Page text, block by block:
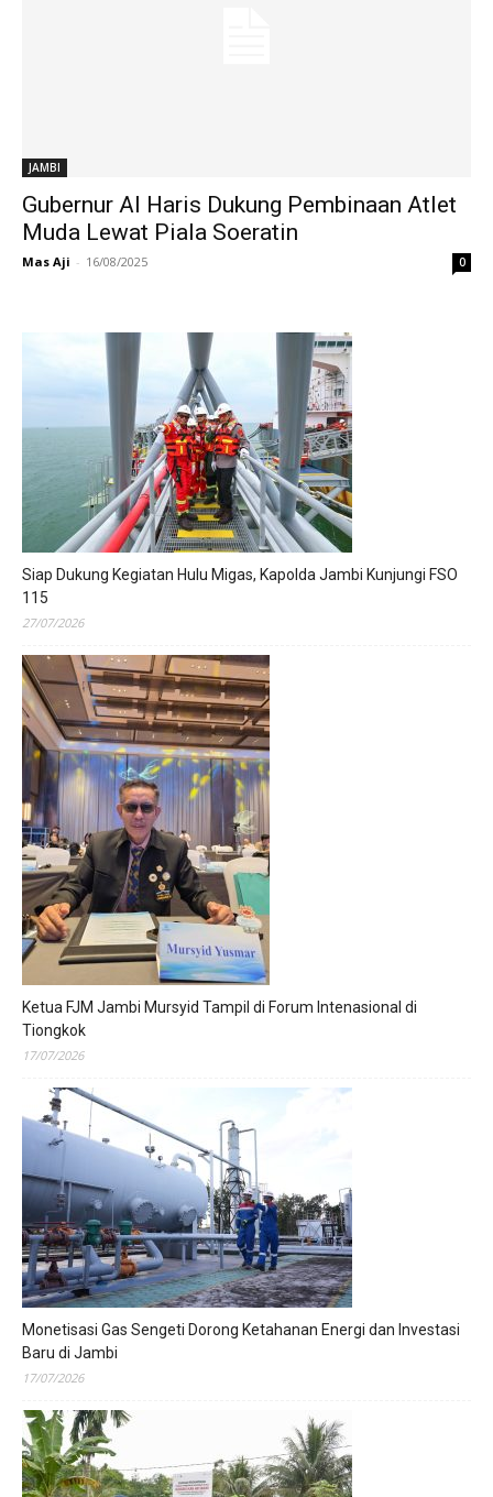
JAMBI
Gubernur Al Haris Dukung Pembinaan Atlet
Muda Lewat Piala Soeratin
Mas Aji - 16/08/2025 0
Siap Dukung Kegiatan Hulu Migas, Kapolda Jambi Kunjungi FSO
115
27/07/2026
Ketua FJM Jambi Mursyid Tampil di Forum Intenasional di
Tiongkok
17/07/2026
Monetisasi Gas Sengeti Dorong Ketahanan Energi dan Investasi
Baru di Jambi
17/07/2026